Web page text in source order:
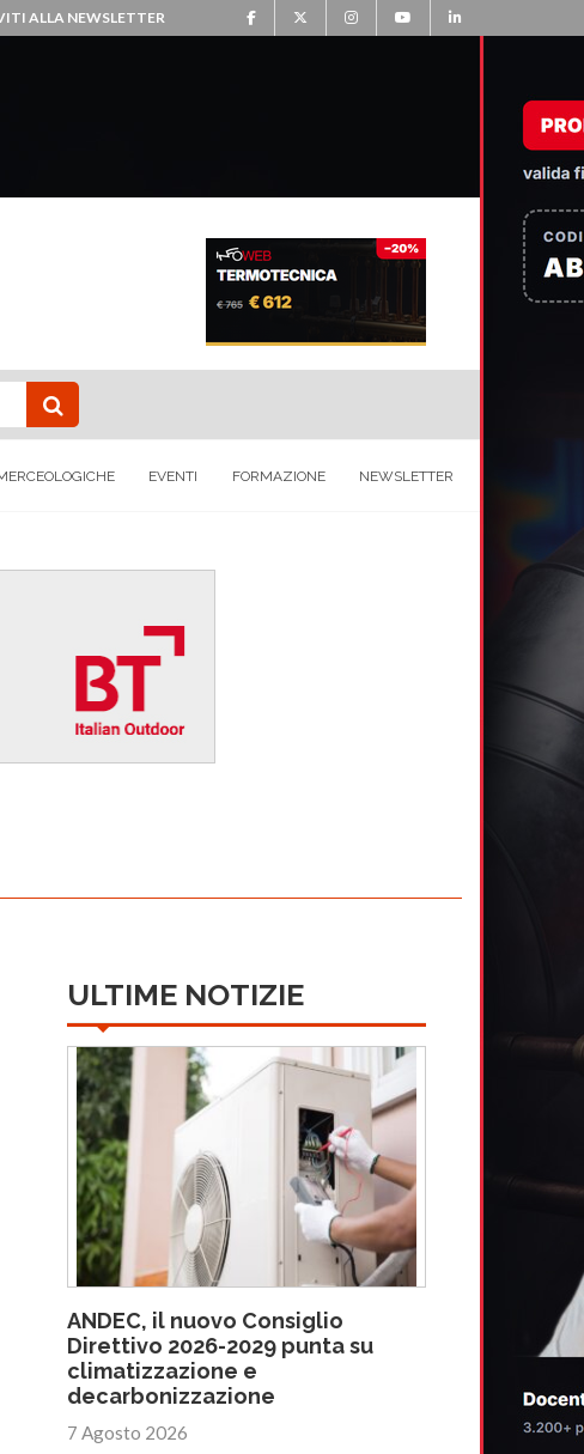
ALLA NEWSLETTER
EVENTI FORMAZIONE NEWSLETTER
ULTIME NOTIZIE
ANDEC, il nuovo Consiglio
Direttivo 2026-2029 punta su
climatizzazione e
decarbonizzazione
7 Agosto 2026